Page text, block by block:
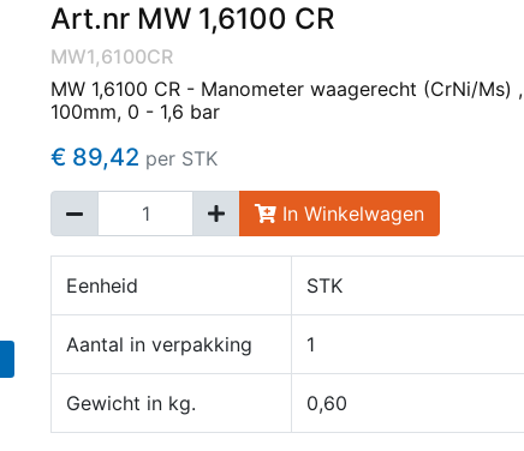
Art.nr MW 1,6100 CR
MW1,6100CR
MW 1,6100 CR - Manometer waagerecht (CrNi/Ms) ,
100mm, 0 - 1,6 bar
€ 89,42 per STK
In Winkelwagen
Eenheid STK
Aantal in verpakking 1
Gewicht in kg. 0,60